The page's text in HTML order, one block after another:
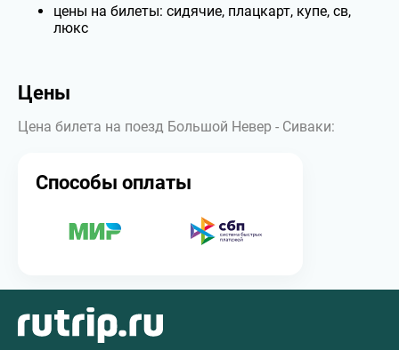
цены на билеты: сидячие, плацкарт, купе, св,
люкс
Цены
Цена билета на поезд Большой Невер - Сиваки:
Способы оплаты